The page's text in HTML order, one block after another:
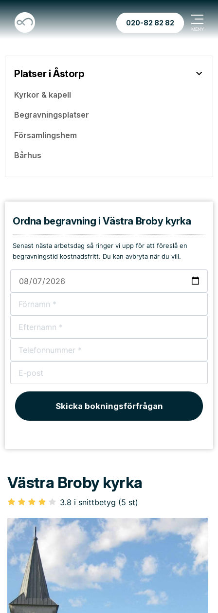
020-82 82 82
Platser i Åstorp
Kyrkor & kapell
Begravningsplatser
Församlingshem
Bårhus
Ordna begravning i Västra Broby kyrka
Senast nästa arbetsdag så ringer vi upp för att föreslå en
begravningstid kostnadsfritt. Du kan avbryta när du vill.
Skicka bokningsförfrågan
Västra Broby kyrka
3.8 i snittbetyg (5 st)